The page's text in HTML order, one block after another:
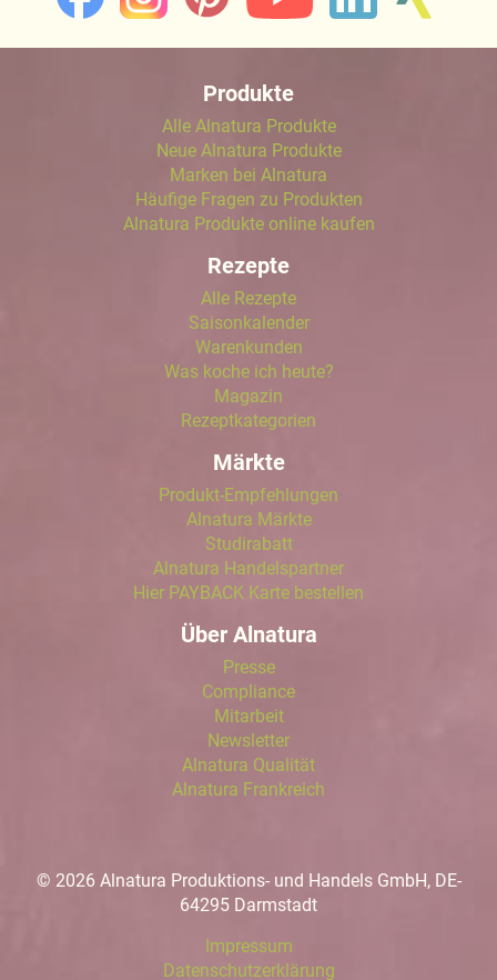
Produkte
Alle Alnatura Produkte
Neue Alnatura Produkte
Marken bei Alnatura
Häufige Fragen zu Produkten
Alnatura Produkte online kaufen
Rezepte
Alle Rezepte
Saisonkalender
Warenkunden
Was koche ich heute?
Magazin
Rezeptkategorien
Märkte
Produkt-Empfehlungen
Alnatura Märkte
Studirabatt
Alnatura Handelspartner
Hier PAYBACK Karte bestellen
Über Alnatura
Presse
Compliance
Mitarbeit
Newsletter
Alnatura Qualität
Alnatura Frankreich
© 2026 Alnatura Produktions- und Handels GmbH, DE-
64295 Darmstadt
Impressum
Datenschutzerklärung